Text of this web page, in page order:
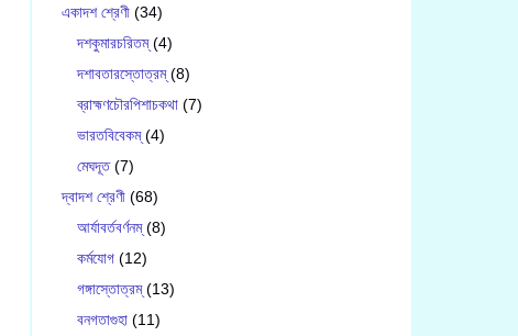
একাদশ শ্রেণী (34)
দশকুমারচরিতম্(4)
দশাবতারস্তোত্রম্(8)
ব্রাহ্মণচৌরপিশাচকথা (7)
ভারতবিবেকম্(4)
মেঘদূত(7)
দ্বাদশ শ্রেণী (68)
আর্যাবর্তবর্ণনম্(8)
কর্মযোগ (12)
গঙ্গাস্তোত্রম্(13)
বনগতাগুহা (11)